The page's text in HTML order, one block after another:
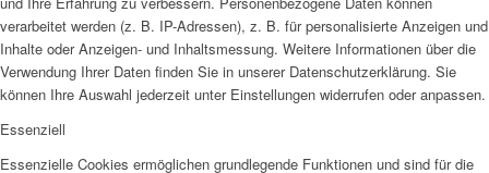
verarbeitet werden (z. B. IP-Adressen), z. B. für personalisierte Anzeigen und
Inhalte oder Anzeigen- und Inhaltsmessung. Weitere Informationen über die
Verwendung Ihrer Daten finden Sie in unserer Datenschutzerklärung. Sie
können Ihre Auswahl jederzeit unter Einstellungen widerrufen oder anpassen.
Essenziell
Essenzielle Cookies ermöglichen grundlegende Funktionen und sind für die